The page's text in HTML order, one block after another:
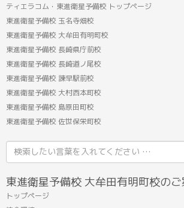
ティエラコム・東進衛星予備校 トップページ
東進衛星予備校 玉名寺畑校
東進衛星予備校 大牟田有明町校
東進衛星予備校 長崎県庁前校
東進衛星予備校 長崎道ノ尾校
東進衛星予備校 諫早駅前校
東進衛星予備校 大村西本町校
東進衛星予備校 島原田町校
東進衛星予備校 佐世保栄町校
索
結
東進衛星予備校 大牟田有明町校の
トップページ